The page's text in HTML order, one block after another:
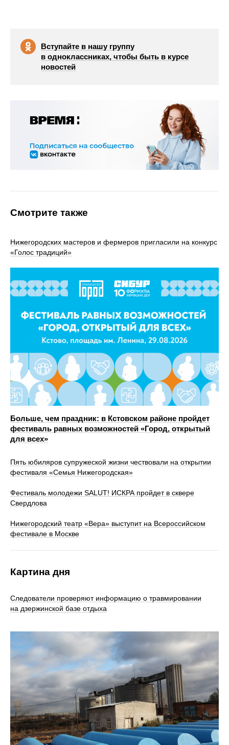
Вступайте в нашу группу
в одноклассниках, чтобы быть в курсе
новостей
Смотрите также
Нижегородских мастеров и фермеров пригласили на конкурс
«Голос традиций»
Больше, чем праздник: в Кстовском районе пройдет
фестиваль равных возможностей «Город, открытый
для всех»
Пять юбиляров супружеской жизни чествовали на открытии
фестиваля «Семья Нижегородская»
Фестиваль молодежи SALUT! ИСКРА пройдет в сквере
Свердлова
Нижегородский театр «Вера» выступит на Всероссийском
фестивале в Москве
Картина дня
Следователи проверяют информацию о травмировании
на дзержинской базе отдыха